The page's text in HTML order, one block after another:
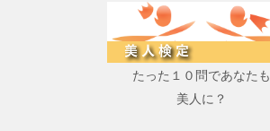
たった１０問であなたも
美人に？